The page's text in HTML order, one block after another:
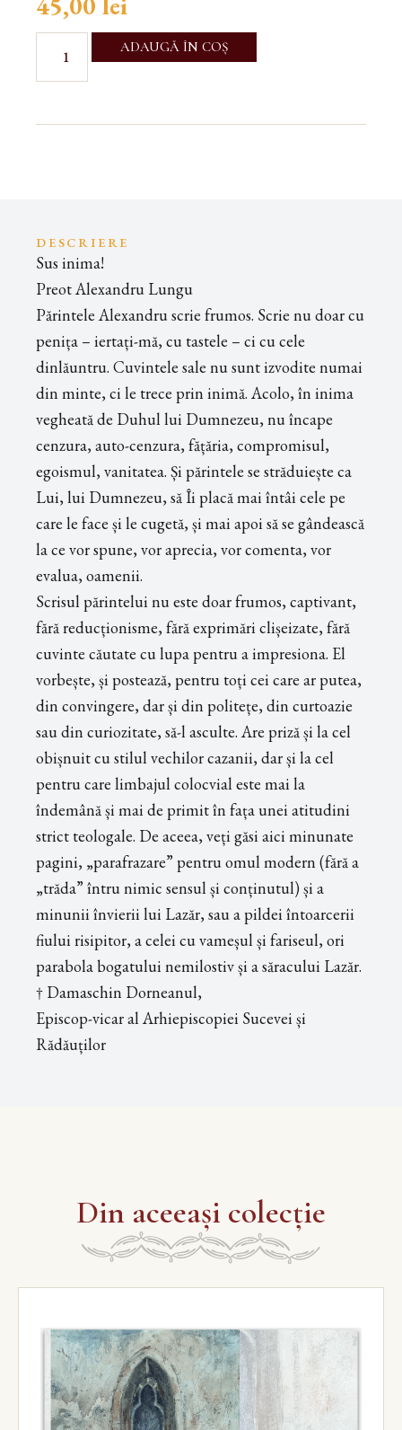
ADAUGĂ ÎN COȘ
DESCRIERE
Sus inima!
Preot Alexandru Lungu
Părintele Alexandru scrie frumos. Scrie nu doar cu
penița – iertați-mă, cu tastele – ci cu cele
dinlăuntru. Cuvintele sale nu sunt izvodite numai
din minte, ci le trece prin inimă. Acolo, în inima
vegheată de Duhul lui Dumnezeu, nu încape
cenzura, auto-cenzura, fățăria, compromisul,
egoismul, vanitatea. Și părintele se străduiește ca
Lui, lui Dumnezeu, să Îi placă mai întâi cele pe
care le face și le cugetă, și mai apoi să se gândească
la ce vor spune, vor aprecia, vor comenta, vor
evalua, oamenii.
Scrisul părintelui nu este doar frumos, captivant,
fără reducționisme, fără exprimări clișeizate, fără
cuvinte căutate cu lupa pentru a impresiona. El
vorbește, și postează, pentru toți cei care ar putea,
din convingere, dar și din politețe, din curtoazie
sau din curiozitate, să-l asculte. Are priză și la cel
obișnuit cu stilul vechilor cazanii, dar și la cel
pentru care limbajul colocvial este mai la
îndemână și mai de primit în fața unei atitudini
strict teologale. De aceea, veți găsi aici minunate
pagini, „parafrazare” pentru omul modern (fără a
„trăda” întru nimic sensul și conținutul) și a
minunii învierii lui Lazăr, sau a pildei întoarcerii
fiului risipitor, a celei cu vameșul și fariseul, ori
parabola bogatului nemilostiv și a săracului Lazăr.
† Damaschin Dorneanul,
Episcop-vicar al Arhiepiscopiei Sucevei și
Rădăuților
Din aceeași colecție